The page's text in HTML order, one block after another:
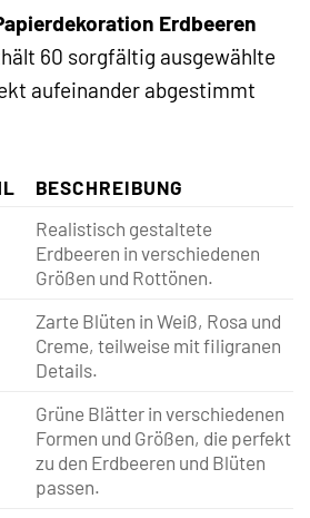
Erdbeeren
60 sorgfältig ausgewählte
aufeinander abgestimmt
BESCHREIBUNG
Realistisch gestaltete
Erdbeeren in verschiedenen
Größen und Rottönen.
Zarte Blüten in Weiß, Rosa und
Creme, teilweise mit filigranen
Details.
Grüne Blätter in verschiedenen
Formen und Größen, die perfekt
zu den Erdbeeren und Blüten
passen.